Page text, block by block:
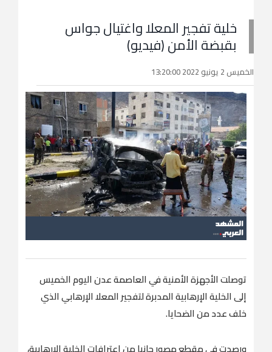
خلية تفجير المعلا واغتيال جواس
بقبضة الأمن (فيديو)
الخميس 2 يونيو 2022 13:20:00
توصلت الأجهزة الأمنية في العاصمة عدن اليوم الخميس
إلى الخلية الإرهابية المدبرة لتفجير المعلا الإرهابي الذي
خلف عدد من الضحايا.